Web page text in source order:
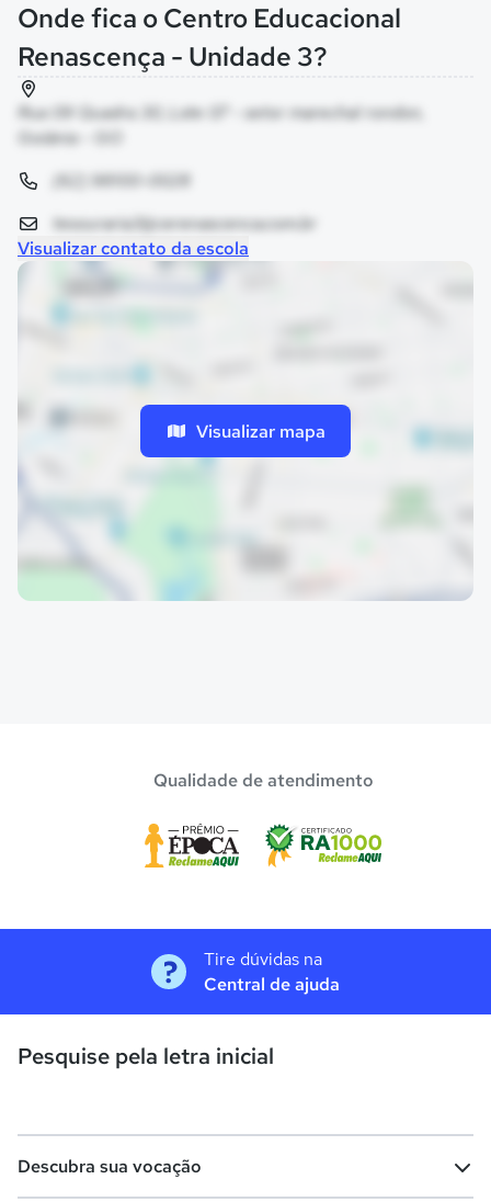
Onde fica o Centro Educacional
Renascença - Unidade 3?
Rua 09 Quadra 30, Lote 07 - setor marechal rondon,
Goiânia - GO
(62) 98100-0028
tesouraria3@cerenascenca.com.br
Visualizar contato da escola
Visualizar mapa
Qualidade de atendimento
Tire dúvidas na
Central de ajuda
Pesquise pela letra inicial
Descubra sua vocação